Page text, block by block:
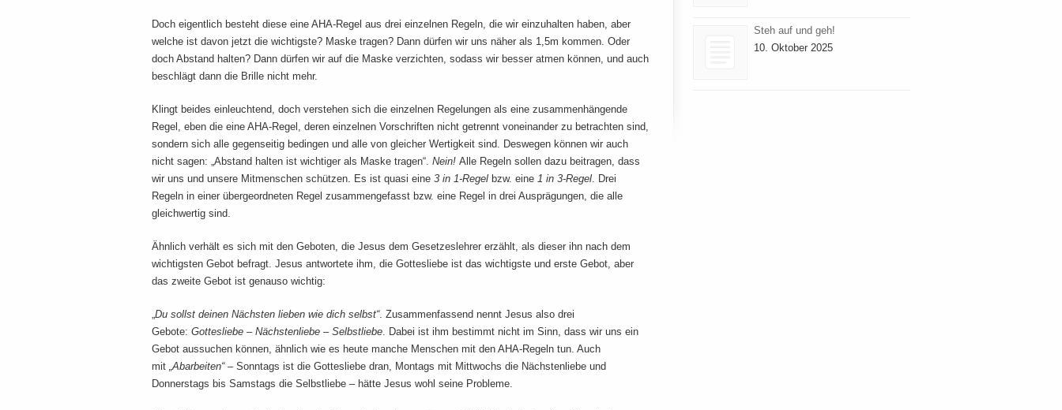
Doch eigentlich besteht diese eine AHA-Regel aus drei einzelnen Regeln, die wir einzuhalten haben, aber
welche ist davon jetzt die wichtigste? Maske tragen? Dann dürfen wir uns näher als 1,5m kommen. Oder
doch Abstand halten? Dann dürfen wir auf die Maske verzichten, sodass wir besser atmen können, und auch
beschlägt dann die Brille nicht mehr.
Klingt beides einleuchtend, doch verstehen sich die einzelnen Regelungen als eine zusammenhängende
Regel, eben die eine AHA-Regel, deren einzelnen Vorschriften nicht getrennt voneinander zu betrachten sind,
sondern sich alle gegenseitig bedingen und alle von gleicher Wertigkeit sind. Deswegen können wir auch
nicht sagen: „Abstand halten ist wichtiger als Maske tragen“. Nein! Alle Regeln sollen dazu beitragen, dass
wir uns und unsere Mitmenschen schützen. Es ist quasi eine 3 in 1-Regel bzw. eine 1 in 3-Regel. Drei
Regeln in einer übergeordneten Regel zusammengefasst bzw. eine Regel in drei Ausprägungen, die alle
gleichwertig sind.
Ähnlich verhält es sich mit den Geboten, die Jesus dem Gesetzeslehrer erzählt, als dieser ihn nach dem
wichtigsten Gebot befragt. Jesus antwortete ihm, die Gottesliebe ist das wichtigste und erste Gebot, aber
das zweite Gebot ist genauso wichtig:
„Du sollst deinen Nächsten lieben wie dich selbst“. Zusammenfassend nennt Jesus also drei
Gebote: Gottesliebe – Nächstenliebe – Selbstliebe. Dabei ist ihm bestimmt nicht im Sinn, dass wir uns ein
Gebot aussuchen können, ähnlich wie es heute manche Menschen mit den AHA-Regeln tun. Auch
mit „Abarbeiten“– Sonntags ist die Gottesliebe dran, Montags mit Mittwochs die Nächstenliebe und
Donnerstags bis Samstags die Selbstliebe – hätte Jesus wohl seine Probleme.
Steh auf und geh!
10. Oktober 2025